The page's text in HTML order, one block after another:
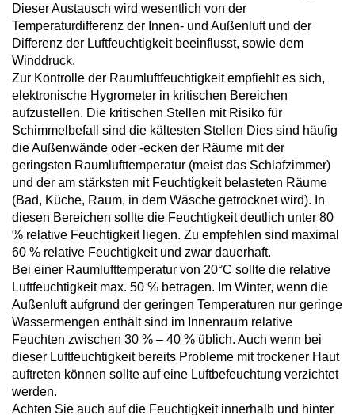
Dieser Austausch wird wesentlich von der
Temperaturdifferenz der Innen- und Außenluft und der
Differenz der Luftfeuchtigkeit beeinflusst, sowie dem
Winddruck.
Zur Kontrolle der Raumluftfeuchtigkeit empfiehlt es sich,
elektronische Hygrometer in kritischen Bereichen
aufzustellen. Die kritischen Stellen mit Risiko für
Schimmelbefall sind die kältesten Stellen Dies sind häufig
die Außenwände oder -ecken der Räume mit der
geringsten Raumlufttemperatur (meist das Schlafzimmer)
und der am stärksten mit Feuchtigkeit belasteten Räume
(Bad, Küche, Raum, in dem Wäsche getrocknet wird). In
diesen Bereichen sollte die Feuchtigkeit deutlich unter 80
% relative Feuchtigkeit liegen. Zu empfehlen sind maximal
60 % relative Feuchtigkeit und zwar dauerhaft.
Bei einer Raumlufttemperatur von 20°C sollte die relative
Luftfeuchtigkeit max. 50 % betragen. Im Winter, wenn die
Außenluft aufgrund der geringen Temperaturen nur geringe
Wassermengen enthält sind im Innenraum relative
Feuchten zwischen 30 % – 40 % üblich. Auch wenn bei
dieser Luftfeuchtigkeit bereits Probleme mit trockener Haut
auftreten können sollte auf eine Luftbefeuchtung verzichtet
werden.
Achten Sie auch auf die Feuchtigkeit innerhalb und hinter